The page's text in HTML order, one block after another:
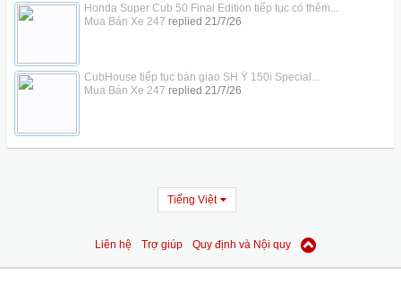
Honda Super Cub 50 Final Edition tiếp tục có thêm...
Mua Bán Xe 247 replied 21/7/26
CubHouse tiếp tục bàn giao SH Ý 150i Special...
Mua Bán Xe 247 replied 21/7/26
Tiếng Việt
Liên hệ Trợ giúp Quy định và Nội quy